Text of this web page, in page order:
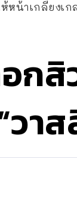
น้าเกลี้ยงเก
สิ
า